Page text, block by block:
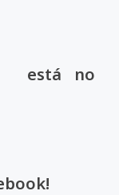
está no